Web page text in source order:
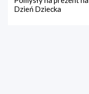
Dzień Dziecka